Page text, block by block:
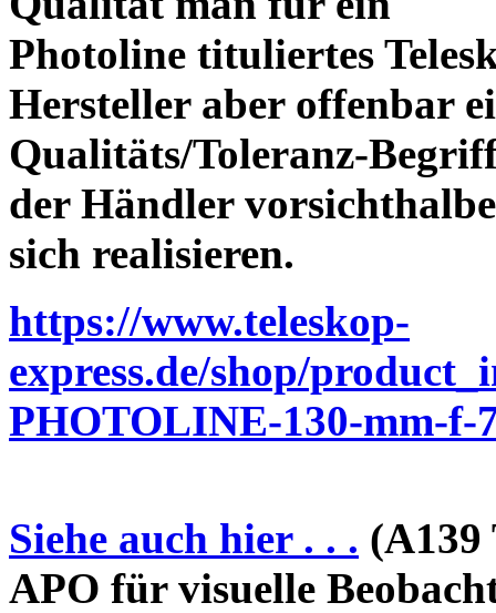
Photoline tituliertes
Hersteller aber offenbar
Qualitäts/Toleranz-
der Händler
sich realisieren.
https://www.teleskop-
express.de/shop/
PHOTOLINE-130-mm-f-
Siehe auch hier . . . (A139
APO für visuelle